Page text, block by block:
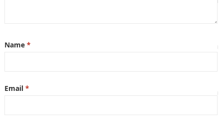
Name *
Email *